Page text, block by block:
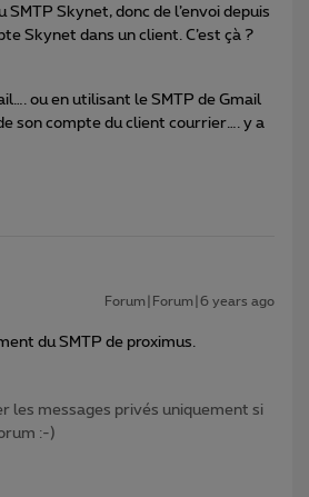
SMTP Skynet, donc de l’envoi depuis
Skynet dans un client. C’est çà ?
ou en utilisant le SMTP de Gmail
son compte du client courrier…. y a
Forum|Forum|6 years ago
du SMTP de proximus.
les messages privés uniquement si
:-)